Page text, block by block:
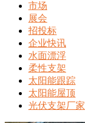
市场
展会
招投标
企业快讯
水面漂浮
柔性支架
太阳能跟踪
太阳能屋顶
光伏支架厂家